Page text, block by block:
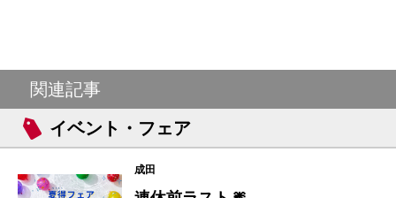
関連記事
イベント・フェア
成田